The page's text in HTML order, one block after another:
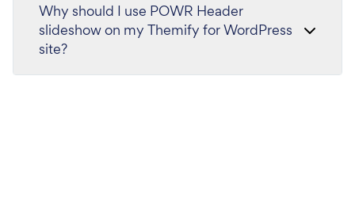
Why should I use POWR Header
slideshow on my Themify for WordPress
site?